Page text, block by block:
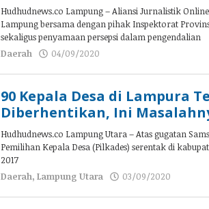
Hudhudnews.co Lampung – Aliansi Jurnalistik
Lampung bersama dengan pihak Inspektorat
sekaligus penyamaan persepsi dalam pengendalian
Daerah
04/09/2020
90 Kepala Desa di Lampura
Diberhentikan, Ini
Hudhudnews.co Lampung Utara – Atas gugatan
Pemilihan Kepala Desa (Pilkades) serentak di
2017
Daerah,Lampung Utara 03/09/2020